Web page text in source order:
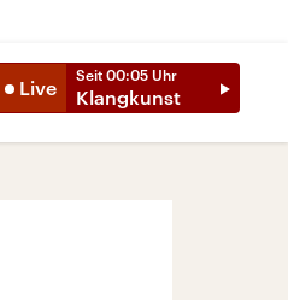
Live
Seit 00:05 Uhr
Klangkunst